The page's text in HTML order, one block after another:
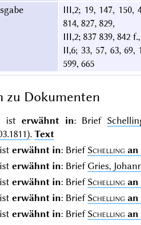
III,2; 19, 147, 150,
814, 827, 829,
III,2; 837 839, 842
II,6; 33, 57, 63, 69,
599, 665
zu Dokumenten
isterwähnt in: Brief
. Text
erwähnt in: BriefSchelling an
erwähnt in: BriefGries,
erwähnt in: BriefSchelling an
erwähnt in: BriefSchelling an
erwähnt in: BriefSchelling an